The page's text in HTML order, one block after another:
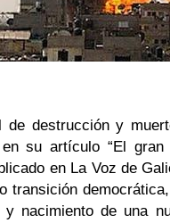
de destrucción y
su artículo “El
en La Voz de
transición
nacimiento de una